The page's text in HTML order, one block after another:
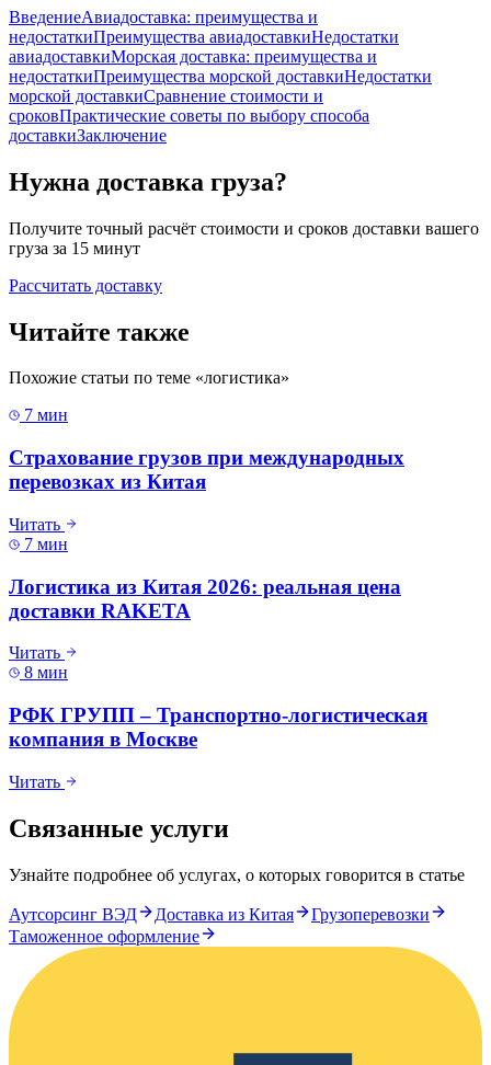
ВведениеАвиадоставка: преимущества и
недостаткиПреимущества авиадоставкиНедостатки
авиадоставкиМорская доставка: преимущества и
недостаткиПреимущества морской доставкиНедостатки
морской доставкиСравнение стоимости и
сроковПрактические советы по выбору способа
доставкиЗаключение
Нужна доставка груза?
Получите точный расчёт стоимости и сроков доставки вашего
груза за 15 минут
Рассчитать доставку
Читайте также
Похожие статьи по теме «логистика»
7 мин
Страхование грузов при международных
перевозках из Китая
Читать
7 мин
Логистика из Китая 2026: реальная цена
доставки RAKETA
Читать
8 мин
РФК ГРУПП – Транспортно-логистическая
компания в Москве
Читать
Связанные услуги
Узнайте подробнее об услугах, о которых говорится в статье
Аутсорсинг ВЭД Доставка из Китая
Грузоперевозки
Таможенное оформление